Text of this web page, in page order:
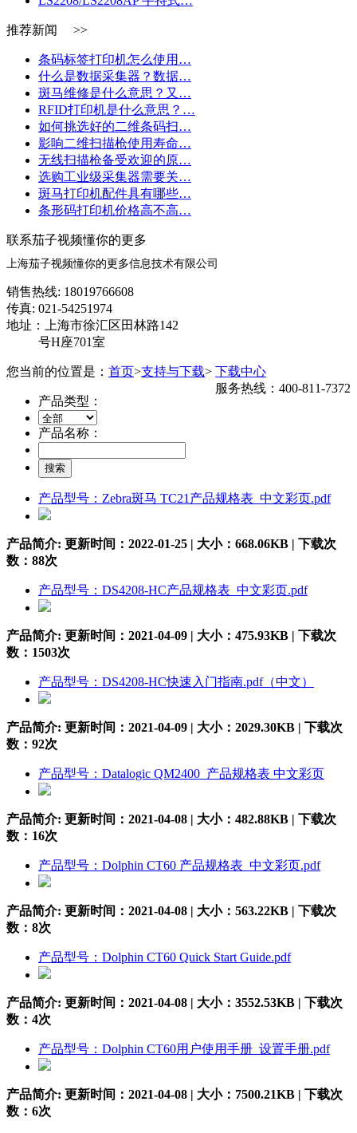
推荐新闻 >>
条码标签打印机怎么使用…
什么是数据采集器？数据…
斑马维修是什么意思？又…
RFID打印机是什么意思？…
如何挑选好的二维条码扫…
影响二维扫描枪使用寿命…
无线扫描枪备受欢迎的原…
选购工业级采集器需要关…
斑马打印机配件具有哪些…
条形码打印机价格高不高…
联系茄子视频懂你的更多
上海茄子视频懂你的更多信息技术有限公司
销售热线: 18019766608
传真: 021-54251974
地址：上海市徐汇区田林路142
号H座701室
您当前的位置是： 首页>支持与下载> 下载中心
服务热线：400-811-7372
产品类型：
产品名称：
产品型号：Zebra斑马 TC21产品规格表_中文彩页.pdf
产品简介: 更新时间：2022-01-25 | 大小：668.06KB | 下载次
数： 88次
产品型号：DS4208-HC产品规格表_中文彩页.pdf
产品简介: 更新时间：2021-04-09 | 大小：475.93KB | 下载次
数： 1503次
产品型号：DS4208-HC快速入门指南.pdf（中文）
产品简介: 更新时间：2021-04-09 | 大小：2029.30KB | 下载次
数： 92次
产品型号：Datalogic QM2400_产品规格表 中文彩页
产品简介: 更新时间：2021-04-08 | 大小：482.88KB | 下载次
数： 16次
产品型号：Dolphin CT60 产品规格表_中文彩页.pdf
产品简介: 更新时间：2021-04-08 | 大小：563.22KB | 下载次
数： 8次
产品型号：Dolphin CT60 Quick Start Guide.pdf
产品简介: 更新时间：2021-04-08 | 大小：3552.53KB | 下载次
数： 4次
产品型号：Dolphin CT60用户使用手册_设置手册.pdf
产品简介: 更新时间：2021-04-08 | 大小：7500.21KB | 下载次
数： 6次